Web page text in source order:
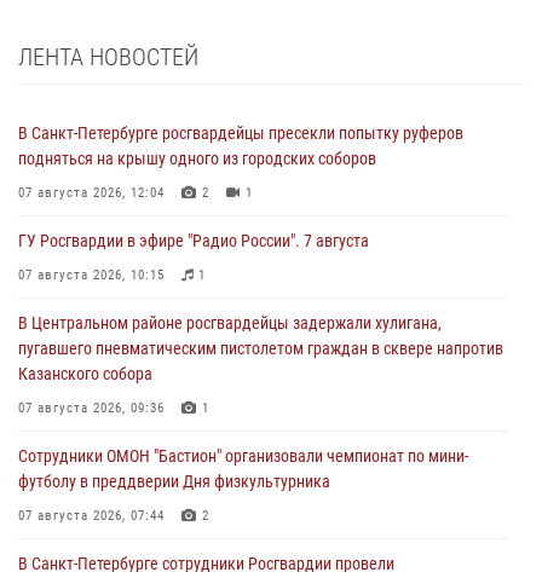
ЛЕНТА НОВОСТЕЙ
В Санкт-Петербурге росгвардейцы пресекли попытку руферов
подняться на крышу одного из городских соборов
07 августа 2026, 12:04 2 1
ГУ Росгвардии в эфире "Радио России". 7 августа
07 августа 2026, 10:15 1
В Центральном районе росгвардейцы задержали хулигана,
пугавшего пневматическим пистолетом граждан в сквере напротив
Казанского собора
07 августа 2026, 09:36 1
Сотрудники ОМОН "Бастион" организовали чемпионат по мини-
футболу в преддверии Дня физкультурника
07 августа 2026, 07:44 2
В Санкт-Петербурге сотрудники Росгвардии провели